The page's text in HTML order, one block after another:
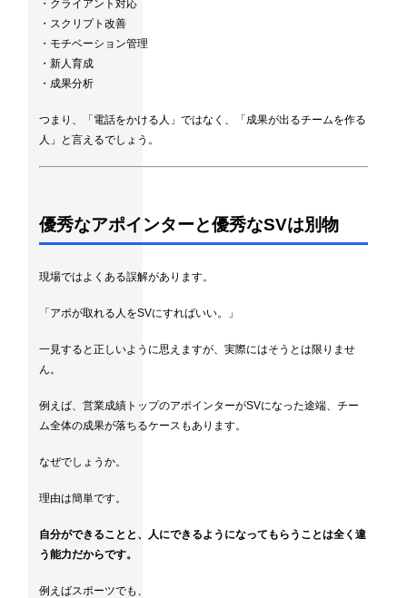
・クライアント対応
・スクリプト改善
・モチベーション管理
・新人育成
・成果分析
つまり、「電話をかける人」ではなく、「成果が出るチームを作る
人」と言えるでしょう。
優秀なアポインターと優秀なSVは別物
現場ではよくある誤解があります。
「アポが取れる人をSVにすればいい。」
一見すると正しいように思えますが、実際にはそうとは限りませ
ん。
例えば、営業成績トップのアポインターがSVになった途端、チー
ム全体の成果が落ちるケースもあります。
なぜでしょうか。
理由は簡単です。
自分ができることと、人にできるようになってもらうことは全く違
う能力だからです。
例えばスポーツでも、